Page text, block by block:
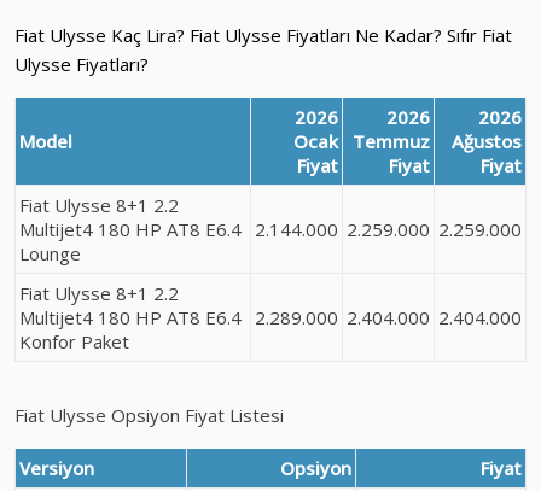
Fiat Ulysse Kaç Lira? Fiat Ulysse Fiyatları Ne Kadar? Sıfır Fiat
Ulysse Fiyatları?
Model
2026
Ocak
Fiyat
2026
Temmuz
Fiyat
2026
Ağustos
Fiyat
Fiat Ulysse 8+1 2.2
Multijet4 180 HP AT8 E6.4
Lounge
2.144.000 2.259.000 2.259.000
Fiat Ulysse 8+1 2.2
Multijet4 180 HP AT8 E6.4
Konfor Paket
2.289.000 2.404.000 2.404.000
Fiat Ulysse Opsiyon Fiyat Listesi
Versiyon Opsiyon
Fiyat